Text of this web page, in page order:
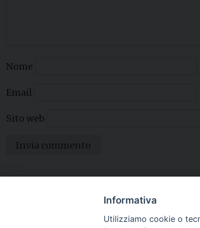
Nome
Email
Sito web
Informativa
Utilizziamo cookie o